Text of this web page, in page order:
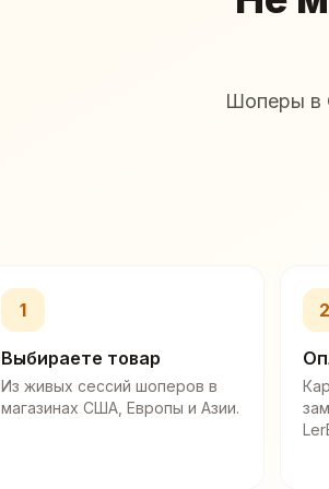
Шоперы в
1
Выбираете товар
Из живых сессий шоперов в
магазинах США, Европы и Азии.
2